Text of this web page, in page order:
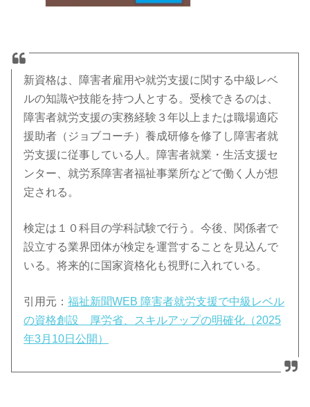
新資格は、障害者雇用や就労支援に関する中級レベ
ルの知識や技能を持つ人とする。受検できるのは、
障害者就労支援の実務経験３年以上または職場適応
援助者（ジョブコーチ）養成研修を修了し障害者就
労支援に従事している人。障害者就業・生活支援セ
ンター、就労系障害者福祉事業所などで働く人が想
定される。
検定は１０科目の学科試験で行う。今後、関係者で
設立する業界団体が検定を運営することを見込んで
いる。将来的に国家資格化も視野に入れている。
引用元：福祉新聞WEB 障害者就労支援で中級レベル
の資格創設 厚労省、スキルアップの明確化（2025
年3月10日公開）